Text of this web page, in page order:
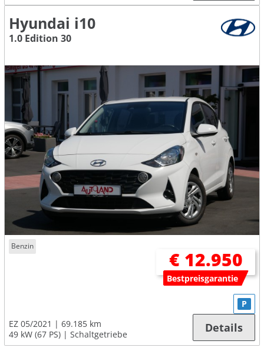
Hyundai i10
1.0 Edition 30
Benzin
€ 12.950
Bestpreisgarantie
EZ 05/2021
69.185 km
49 kW (67 PS)
Schaltgetriebe
P
Details